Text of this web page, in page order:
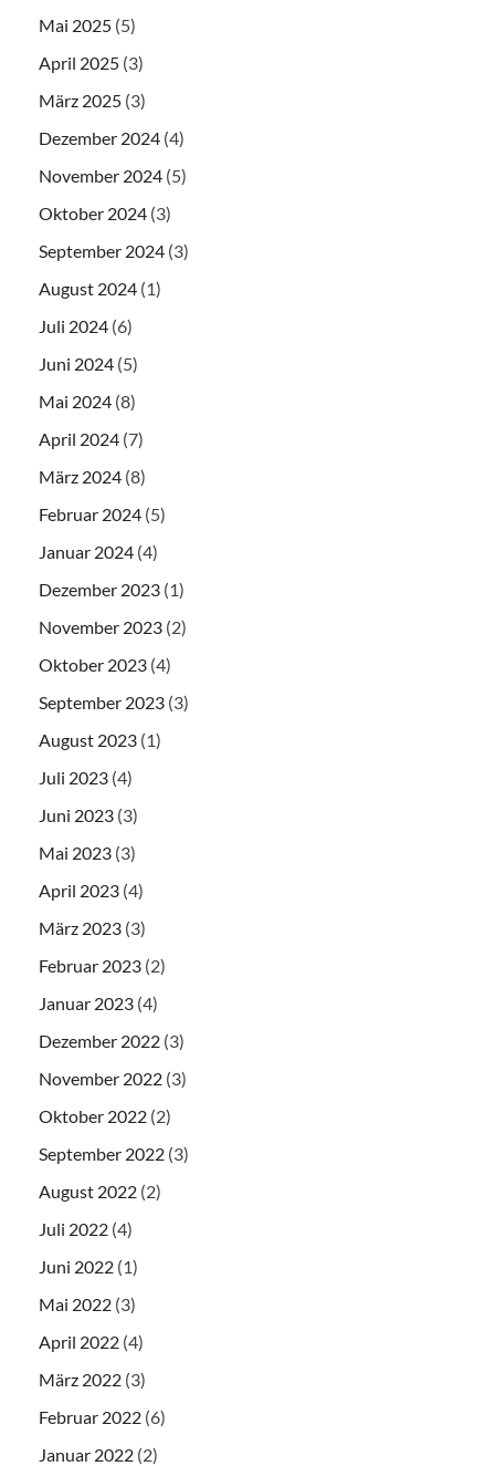
Mai 2025 (5)
April 2025 (3)
März 2025 (3)
Dezember 2024 (4)
November 2024 (5)
Oktober 2024 (3)
September 2024 (3)
August 2024 (1)
Juli 2024 (6)
Juni 2024 (5)
Mai 2024 (8)
April 2024 (7)
März 2024 (8)
Februar 2024 (5)
Januar 2024 (4)
Dezember 2023 (1)
November 2023 (2)
Oktober 2023 (4)
September 2023 (3)
August 2023 (1)
Juli 2023 (4)
Juni 2023 (3)
Mai 2023 (3)
April 2023 (4)
März 2023 (3)
Februar 2023 (2)
Januar 2023 (4)
Dezember 2022 (3)
November 2022 (3)
Oktober 2022 (2)
September 2022 (3)
August 2022 (2)
Juli 2022 (4)
Juni 2022 (1)
Mai 2022 (3)
April 2022 (4)
März 2022 (3)
Februar 2022 (6)
Januar 2022 (2)